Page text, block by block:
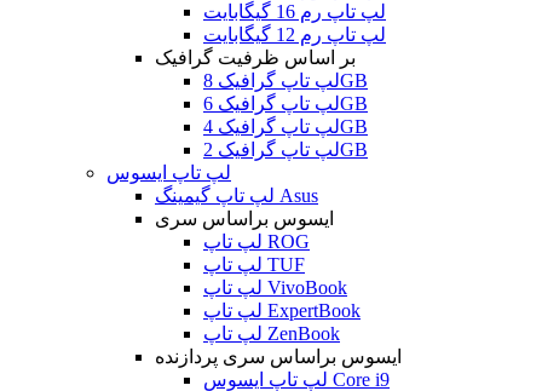
لپ تاپ رم 16 گیگابایت
لپ تاپ رم 12 گیگابایت
بر اساس ظرفیت گرافیک
لپ تاپ گرافیک 8GB
لپ تاپ گرافیک 6GB
لپ تاپ گرافیک 4GB
لپ تاپ گرافیک 2GB
لپ تاپ ایسوس
لپ تاپ گیمینگ Asus
ایسوس براساس سری
لپ تاپ ROG
لپ تاپ TUF
لپ تاپ VivoBook
لپ تاپ ExpertBook
لپ تاپ ZenBook
ایسوس براساس سری پردازنده
لپ تاپ ایسوس Core i9